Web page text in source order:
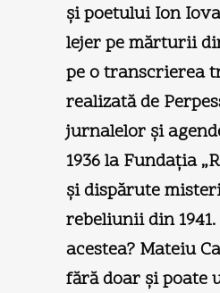
şi poetului Ion
lejer pe mărturii
pe o transcrierea
realizată de
jurnalelor şi
1936 la Fundaţia
şi dispărute
rebeliunii din
acestea? Mateiu
fără doar şi poate